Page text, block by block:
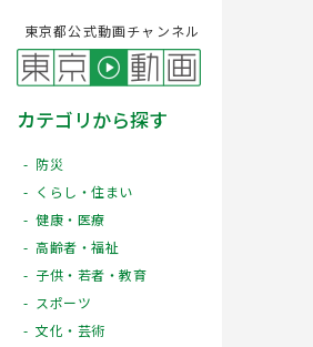
東京都公式動画チャンネル
カテゴリから探す
防災
くらし・住まい
健康・医療
高齢者・福祉
子供・若者・教育
スポーツ
文化・芸術